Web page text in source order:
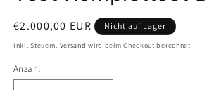
Normaler
Preis
€2.000,00 EUR Nicht auf Lager
Inkl. Steuern. Versand wird beim Checkout berechnet
Anzahl
Anzahl